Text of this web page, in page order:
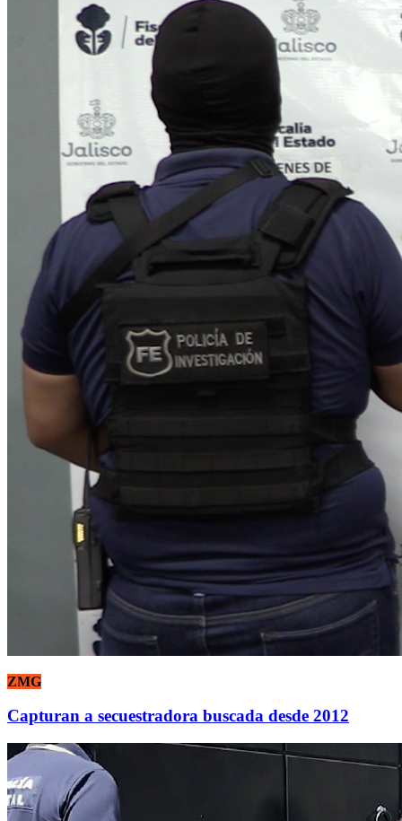
ZMG
Capturan a secuestradora buscada desde 2012